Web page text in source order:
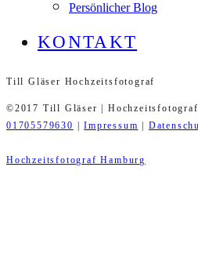
Persönlicher Blog
KONTAKT
Till Gläser Hochzeitsfotograf
©2017 Till Gläser |
01705579630
|Impressum
Hochzeitsfotograf Hamburg